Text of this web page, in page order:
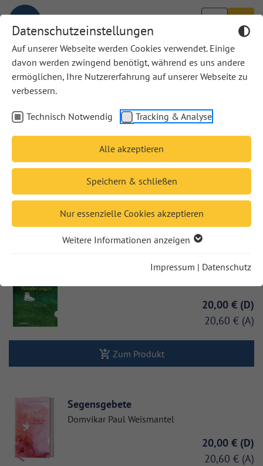
Datenschutzeinstellungen
Auf unserer Webseite werden Cookies verwendet. Einige
davon werden zwingend benötigt, während es uns andere
ermöglichen, Ihre Nutzererfahrung auf unserer Webseite zu
verbessern.
Technisch Notwendig Tracking & Analyse
Alle akzeptieren
Speichern & schließen
Nur essenzielle Cookies akzeptieren
Weitere Informationen anzeigen
Impressum | Datenschutz
Gebete für jeden Tag
Friedensgebete
20,00 €
Zum Produkt
Die schönsten Gebete für Spazierg…
20,00 €
20,60 €
Zum Produkt
Segensgebete
Domvikar Paul Weismantel
20,00 €
20,60 €